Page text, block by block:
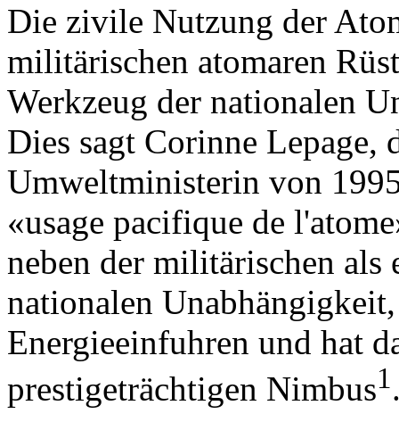
Die zivile Nutzung der
militärischen atomaren
Werkzeug der nationalen
Dies sagt Corinne Lepage,
Umweltministerin von
«usage pacifique de
neben der militärischen als
nationalen
Energieeinfuhren und hat
prestigeträchtigen Nimbus1